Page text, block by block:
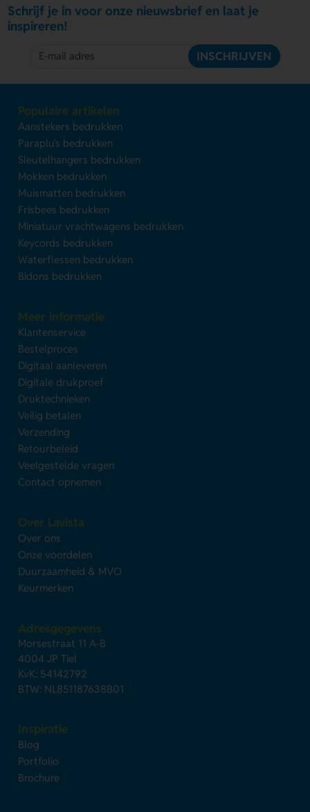
Schrijf je in voor onze nieuwsbrief en laat je
inspireren!
INSCHRIJVEN
Populaire artikelen
Aanstekers bedrukken
Paraplu's bedrukken
Sleutelhangers bedrukken
Mokken bedrukken
Muismatten bedrukken
Frisbees bedrukken
Miniatuur vrachtwagens bedrukken
Keycords bedrukken
Waterflessen bedrukken
Bidons bedrukken
Meer informatie
Klantenservice
Bestelproces
Digitaal aanleveren
Digitale drukproef
Druktechnieken
Veilig betalen
Verzending
Retourbeleid
Veelgestelde vragen
Contact opnemen
Over Lavista
Over ons
Onze voordelen
Duurzaamheid & MVO
Keurmerken
Adresgegevens
Morsestraat 11 A-B
4004 JP Tiel
KvK: 54142792
BTW: NL851187638B01
Inspiratie
Blog
Portfolio
Brochure